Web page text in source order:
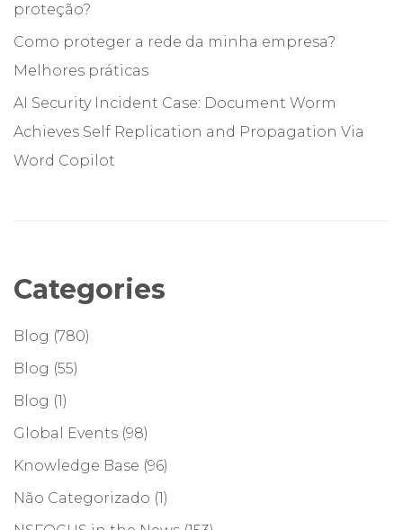
proteção?
Como proteger a rede da minha empresa?
Melhores práticas
AI Security Incident Case: Document Worm
Achieves Self Replication and Propagation Via
Word Copilot
Categories
Blog (780)
Blog (55)
Blog (1)
Global Events (98)
Knowledge Base (96)
Não Categorizado (1)